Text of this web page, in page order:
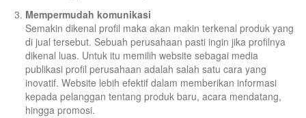
Mempermudah komunikasi
Semakin dikenal profil maka akan makin terkenal produk yang
di jual tersebut. Sebuah perusahaan pasti ingin jika profilnya
dikenal luas. Untuk itu memilih website sebagai media
publikasi profil perusahaan adalah salah satu cara yang
inovatif. Website lebih efektif dalam memberikan informasi
kepada pelanggan tentang produk baru, acara mendatang,
hingga promosi.